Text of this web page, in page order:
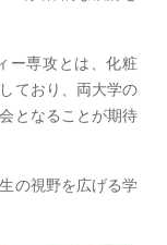
ー専攻とは、化粧
ており、両大学の
となることが期待
の視野を広げる学